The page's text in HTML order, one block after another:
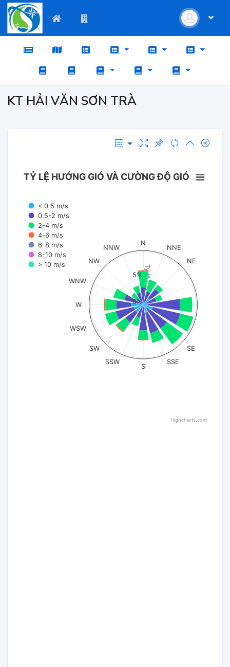
KT HẢI VĂN SƠN TRÀ
Tỷ lệ (%)
TỶ LỆ HƯỚNG GIÓ VÀ CƯỜNG ĐỘ GIÓ
< 0.5 m/s
0.5-2 m/s
2-4 m/s
4-6 m/s
6-8 m/s
8-10 m/s
> 10 m/s
N
NNE
NE
SE
SSE
S
SSW
SW
WSW
W
WNW
NW
NNW
0%
5%
Highcharts.com